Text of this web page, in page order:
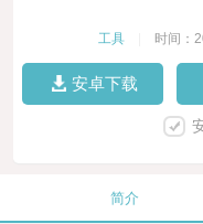
工具 时间：
安卓下载
简介